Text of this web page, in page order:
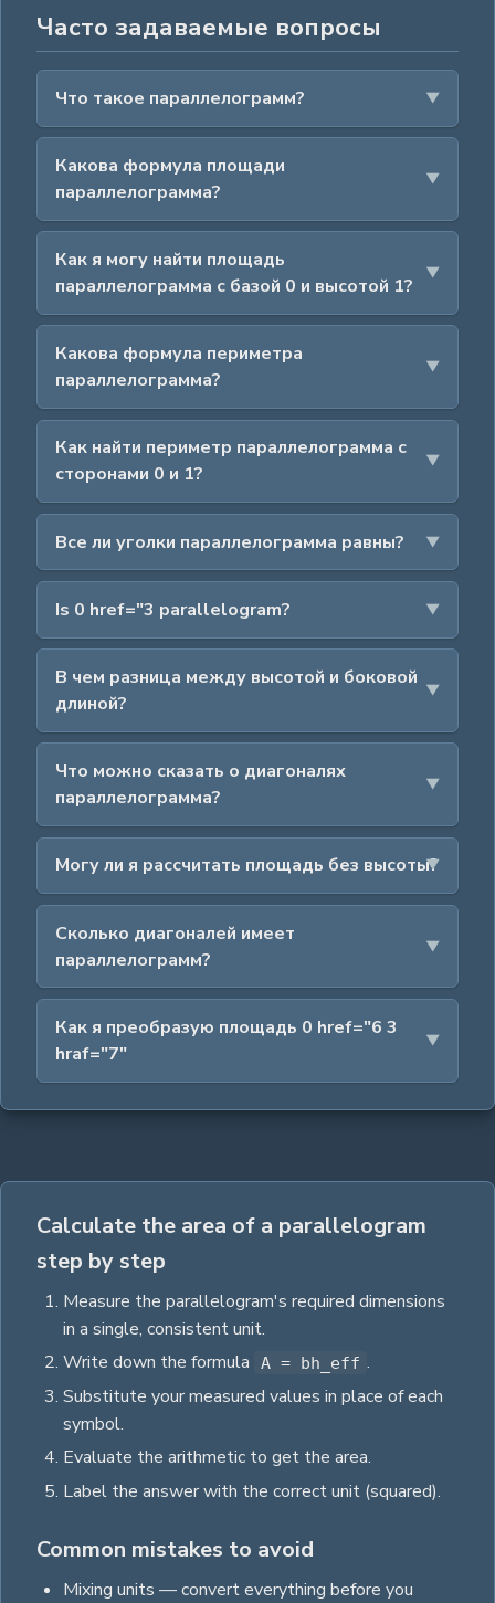
Часто задаваемые вопросы
Что такое параллелограмм?
Какова формула площади
параллелограмма?
Как я могу найти площадь
параллелограмма с базой 0 и высотой 1?
Какова формула периметра
параллелограмма?
Как найти периметр параллелограмма с
сторонами 0 и 1?
Все ли уголки параллелограмма равны?
Is 0 href="3 parallelogram?
В чем разница между высотой и боковой
длиной?
Что можно сказать о диагоналях
параллелограмма?
Могу ли я рассчитать площадь без высоты?
Сколько диагоналей имеет
параллелограмм?
Как я преобразую площадь 0 href="6 3
hraf="7"
Calculate the area of a parallelogram
step by step
Measure the parallelogram's required dimensions
in a single, consistent unit.
Write down the formula
A = bh_eff .
Substitute your measured values in place of each
symbol.
Evaluate the arithmetic to get the area.
Label the answer with the correct unit (squared).
Common mistakes to avoid
Mixing units — convert everything before you